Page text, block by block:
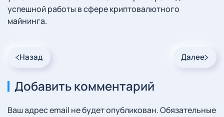
успешной работы в сфере криптовалютного
майнинга.
Назад Далее
Добавить комментарий
Ваш адрес email не будет опубликован. Обязательные